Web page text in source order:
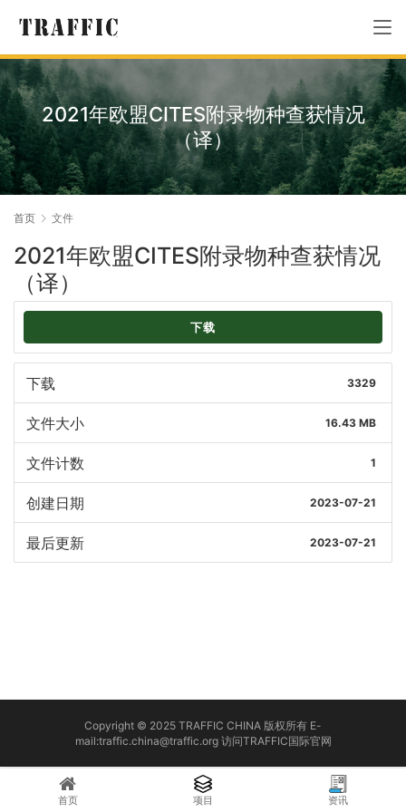
2021年欧盟CITES附录物种查获情况
（译）
首页 文件
2021年欧盟CITES附录物种查获情况
（译）
下载
下载 3329
文件大小 16.43 MB
文件计数 1
创建日期 2023-07-21
最后更新 2023-07-21
Copyright © 2025 TRAFFIC CHINA 版权所有 E-
mail:traffic.china@traffic.org 访问TRAFFIC国际官网
首页 项目 资讯